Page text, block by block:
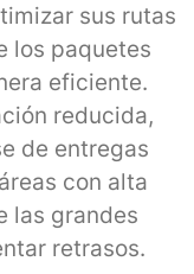
sus rutas
los paquetes
eficiente.
reducida,
de entregas
con alta
las grandes
retrasos.